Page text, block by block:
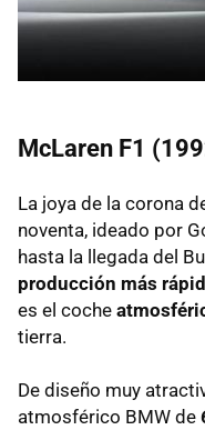
McLaren F1
La joya de la corona
noventa, ideado por
hasta la llegada del
producción más
es el coche
tierra.
De diseño muy
atmosférico BMW de